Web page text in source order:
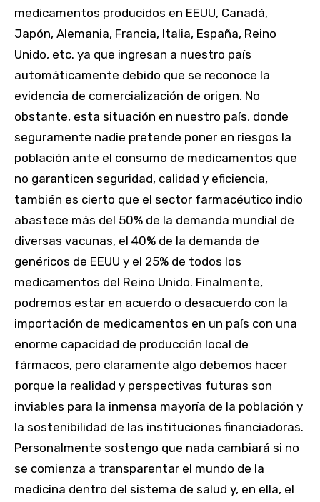
medicamentos producidos en EEUU, Canadá,
Japón, Alemania, Francia, Italia, España, Reino
Unido, etc. ya que ingresan a nuestro país
automáticamente debido que se reconoce la
evidencia de comercialización de origen. No
obstante, esta situación en nuestro país, donde
seguramente nadie pretende poner en riesgos la
población ante el consumo de medicamentos que
no garanticen seguridad, calidad y eficiencia,
también es cierto que el sector farmacéutico indio
abastece más del 50% de la demanda mundial de
diversas vacunas, el 40% de la demanda de
genéricos de EEUU y el 25% de todos los
medicamentos del Reino Unido. Finalmente,
podremos estar en acuerdo o desacuerdo con la
importación de medicamentos en un país con una
enorme capacidad de producción local de
fármacos, pero claramente algo debemos hacer
porque la realidad y perspectivas futuras son
inviables para la inmensa mayoría de la población y
la sostenibilidad de las instituciones financiadoras.
Personalmente sostengo que nada cambiará si no
se comienza a transparentar el mundo de la
medicina dentro del sistema de salud y, en ella, el